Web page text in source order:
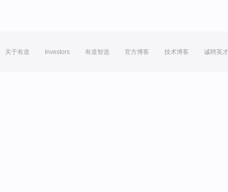
关于有道 Investors 有道智选 官方博客 技术博客 诚聘英才